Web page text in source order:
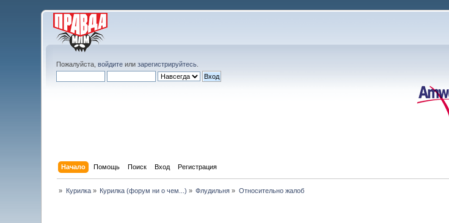
Пожалуйста,войдите илизарегистрируйтесь
Начало Помощь Поиск Вход Регистрация
» Курилка» Курилка (форум ни о чем...) » Флудильня » Относительно жалоб